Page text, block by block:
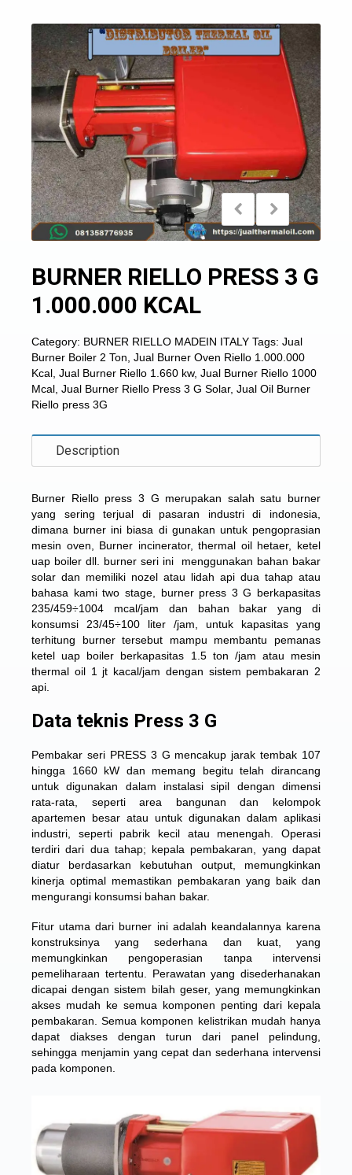
BURNER RIELLO PRESS 3 G
1.000.000 KCAL
Category: BURNER RIELLO MADEIN ITALY Tags: Jual
Burner Boiler 2 Ton Jual Burner Oven Riello 1.000.000
Kcal Jual Burner Riello 1.660 kw, Jual Burner Riello 1000
Mcal Jual Burner Riello Press 3 G Solar, Jual Oil Burner
Riello press 3G
Description
Burner Riello press 3 G merupakan salah satu burner
yang sering terjual di pasaran industri di indonesia,
dimana burner ini biasa di gunakan untuk pengoprasian
mesin oven, Burner incinerator, thermal oil hetaer, ketel
uap boiler dll. burner seri ini menggunakan bahan bakar
solar dan memiliki nozel atau lidah api dua tahap atau
bahasa kami two stage, burner press 3 G berkapasitas
235/459÷1004 mcal/jam dan bahan bakar yang di
konsumsi 23/45÷100 liter /jam, untuk kapasitas yang
terhitung burner tersebut mampu membantu pemanas
ketel uap boiler berkapasitas 1.5 ton /jam atau mesin
thermal oil 1 jt kacal/jam dengan sistem pembakaran 2
api.
Data teknis Press 3 G
Pembakar seri PRESS 3 G mencakup jarak tembak 107
hingga 1660 kW dan memang begitu telah dirancang
untuk digunakan dalam instalasi sipil dengan dimensi
rata-rata, seperti area bangunan dan kelompok
apartemen besar atau untuk digunakan dalam aplikasi
industri, seperti pabrik kecil atau menengah. Operasi
terdiri dari dua tahap; kepala pembakaran, yang dapat
diatur berdasarkan kebutuhan output, memungkinkan
kinerja optimal memastikan pembakaran yang baik dan
mengurangi konsumsi bahan bakar.
Fitur utama dari burner ini adalah keandalannya karena
konstruksinya yang sederhana dan kuat, yang
memungkinkan pengoperasian tanpa intervensi
pemeliharaan tertentu. Perawatan yang disederhanakan
dicapai dengan sistem bilah geser, yang memungkinkan
akses mudah ke semua komponen penting dari kepala
pembakaran. Semua komponen kelistrikan mudah hanya
dapat diakses dengan turun dari panel pelindung,
sehingga menjamin yang cepat dan sederhana intervensi
pada komponen.